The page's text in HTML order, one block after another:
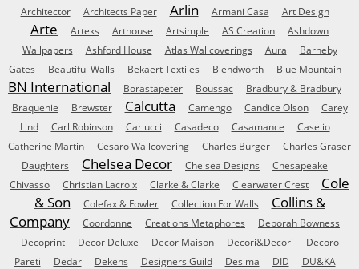
Architector
Architects Paper Arlin Armani Casa Art Design
Arte Arteks Arthouse Artsimple AS Creation
Ashdown
Wallpapers
Ashford House Atlas Wallcoverings Aura
Barneby
Gates
Beautiful Walls Bekaert Textiles Blendworth Blue Mountain
BN International Borastapeter Boussac
Bradbury & Bradbury
Braquenie
Brewster Calcutta Camengo Candice Olson
Carey
Lind
Carl Robinson Carlucci Casadeco Casamance
Caselio
Catherine Martin
Cesaro Wallcovering Charles Burger
Charles Graser
Daughters
Chelsea Decor Chelsea Designs
Chesapeake
Chivasso
Christian Lacroix Clarke & Clarke Clearwater Crest
Cole
& Son
Colefax & Fowler Collection For Walls
Collins &
Company
Coordonne Creations Metaphores
Deborah Bowness
Decoprint
Decor Deluxe Decor Maison Decori&Decori
Decoro
Pareti
Dedar Dekens Designers Guild Desima DID
DU&KA